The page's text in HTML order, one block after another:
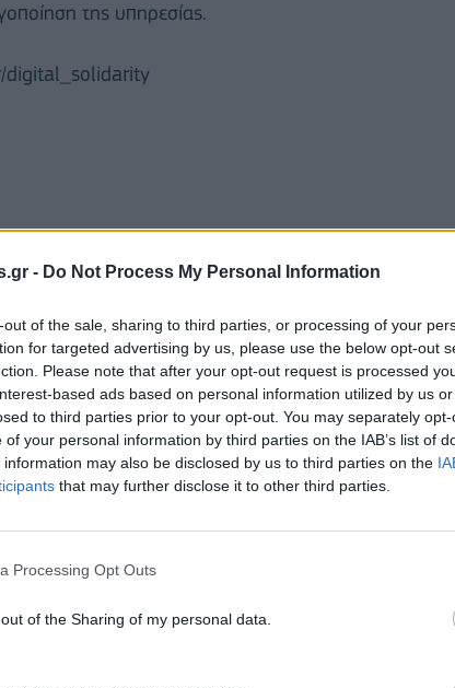
- Do Not Process My Personal Information
out of the sale, sharing to third parties, or processing of your
for targeted advertising by us, please use the below opt-out
Please note that after your opt-out request is processed
based ads based on personal information utilized by us
to third parties prior to your opt-out. You may separately
your personal information by third parties on the IAB’s list of
may also be disclosed by us to third parties on the
that may further disclose it to other third parties.
Processing Opt Outs
of the Sharing of my personal data.
της υπηρεσίας.
digital_solidarity